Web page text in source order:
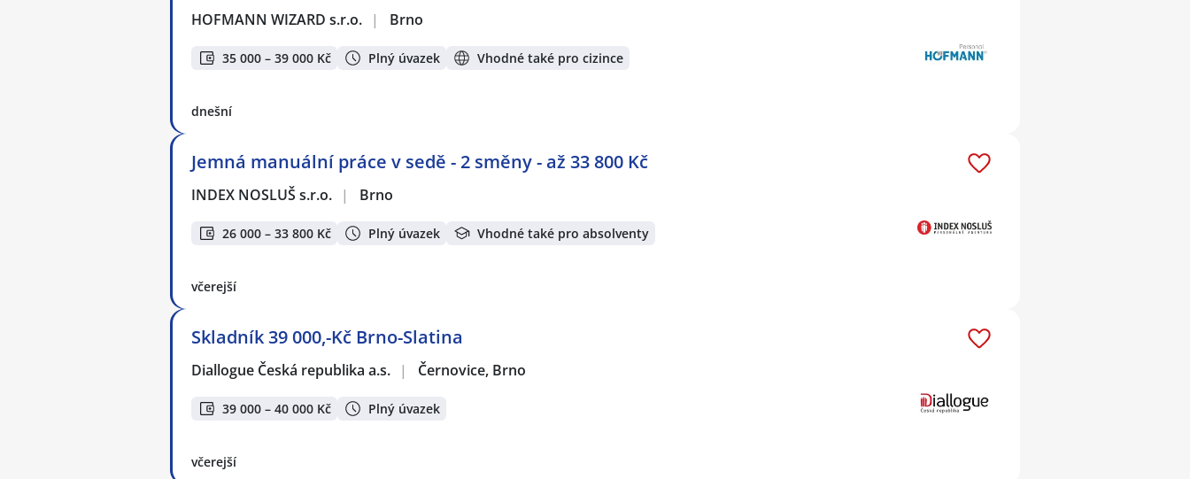
HOFMANN WIZARD s.r.o. | Brno
35 000 – 39 000 Kč Plný úvazek Vhodné také pro cizince
dnešní
Jemná manuální práce v sedě - 2 směny - až 33 800 Kč
INDEX NOSLUŠ s.r.o. | Brno
26 000 – 33 800 Kč Plný úvazek Vhodné také pro absolventy
včerejší
Skladník 39 000,-Kč Brno-Slatina
Diallogue Česká republika a.s. | Černovice, Brno
39 000 – 40 000 Kč Plný úvazek
včerejší